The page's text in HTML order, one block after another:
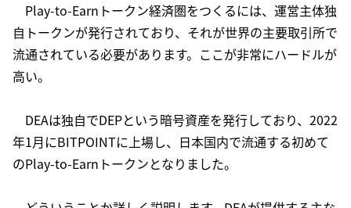
Play-to-Earnトークン経済圏をつくるには、運営主体独
自トークンが発行されており、それが世界の主要取引所で
流通されている必要があります。ここが非常にハードルが
高い。
DEAは独自でDEPという暗号資産を発行しており、2022
年1月にBITPOINTに上場し、日本国内で流通する初めて
のPlay-to-Earnトークンとなりました。